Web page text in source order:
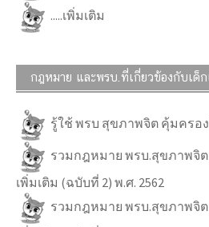
.....เพิ่มเติม
กฎหมาย และพรบ.ที่เกี่ยวข้องกับเด็ก
รู้ใช้ พรบ สุขภาพจิต คุ้มครอ
รวมกฎหมาย พรบ.สุขภาพจิต
เพิ่มเติม (ฉบับที่ 2) พ.ศ. 2562
รวมกฎหมาย พรบ.สุขภาพจิต